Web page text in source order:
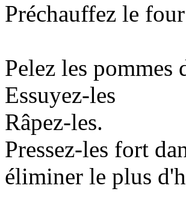
Préchauffez le
Pelez les pommes
Essuyez-les
Râpez-les.
Pressez-les fort
éliminer le plus